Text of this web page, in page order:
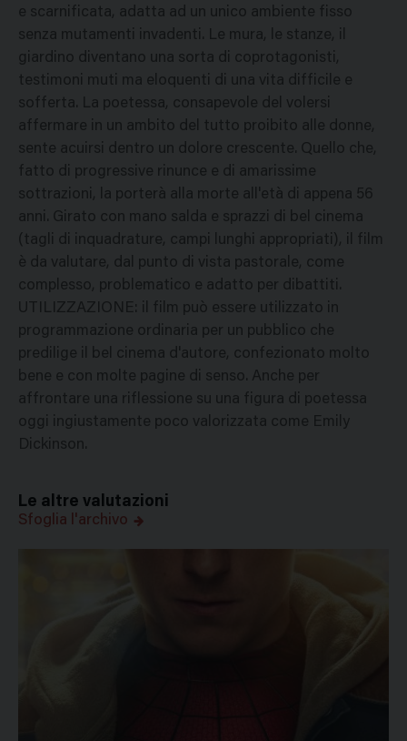
e scarnificata, adatta ad un unico ambiente fisso
senza mutamenti invadenti. Le mura, le stanze, il
giardino diventano una sorta di coprotagonisti,
testimoni muti ma eloquenti di una vita difficile e
sofferta. La poetessa, consapevole del volersi
affermare in un ambito del tutto proibito alle donne,
sente acuirsi dentro un dolore crescente. Quello che,
fatto di progressive rinunce e di amarissime
sottrazioni, la porterà alla morte all'età di appena 56
anni. Girato con mano salda e sprazzi di bel cinema
(tagli di inquadrature, campi lunghi appropriati), il film
è da valutare, dal punto di vista pastorale, come
complesso, problematico e adatto per dibattiti.
UTILIZZAZIONE: il film può essere utilizzato in
programmazione ordinaria per un pubblico che
predilige il bel cinema d'autore, confezionato molto
bene e con molte pagine di senso. Anche per
affrontare una riflessione su una figura di poetessa
oggi ingiustamente poco valorizzata come Emily
Dickinson.
Le altre valutazioni
Sfoglia l'archivo